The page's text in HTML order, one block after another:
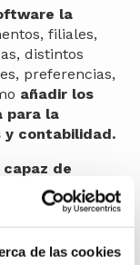
de las cookies
la
filiales,
distintos
preferencias,
añadir los
para la
y contabilidad.
de
,
complejidad,
gestión y
permite